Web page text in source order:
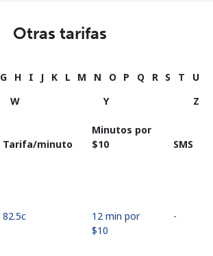
Otras tarifas
G H I J K L M N O P Q R S T
U
W Y Z
Tarifa/minuto
Minutos por
⁦$10⁩
SMS
⁦82.5c⁩
12 min por
⁦$10⁩
-